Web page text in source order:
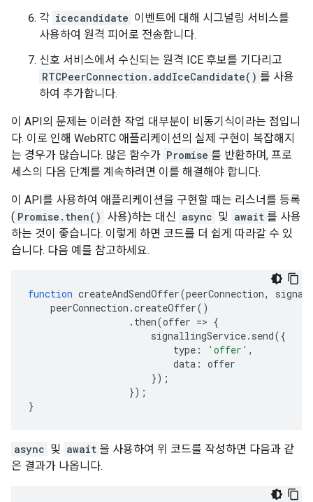
각 icecandidate 이벤트에 대해 시그널링 서비스를
사용하여 원격 피어로 전송합니다.
신호 서비스에서 수신되는 원격 ICE 후보를 기다리고
RTCPeerConnection.addIceCandidate() 를 사용
하여 추가합니다.
이 API의 문제는 이러한 작업 대부분이 비동기식이라는 점입니
다. 이로 인해 WebRTC 애플리케이션의 실제 구현이 복잡해지
는 경우가 많습니다. 많은 함수가 Promise 를 반환하며, 프로
세스의 다음 단계를 계속하려면 이를 해결해야 합니다.
이 API를 사용하여 애플리케이션을 구현할 때는 리스너를 등록
( Promise.then() 사용)하는 대신 async 및 await 를 사용
하는 것이 좋습니다. 이렇게 하면 코드를 더 쉽게 따라갈 수 있
습니다. 다음 예를 참고하세요.
function createAndSendOffer(peerConnection,
peerConnection .createOffer()
. then(offer => {
signallingService. send({
type : 'offer' ,
data : offer
});
});
}
async 및 await 을 사용하여 위 코드를 작성하면 다음과 같
은 결과가 나옵니다.